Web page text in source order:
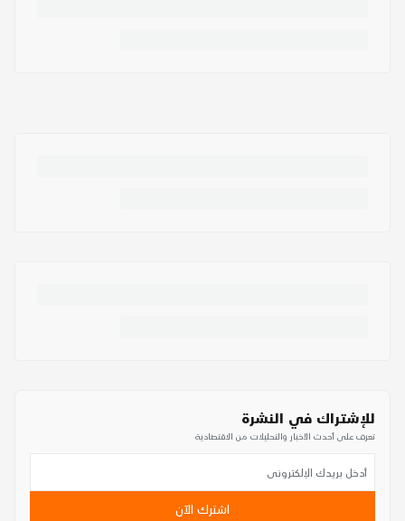
للإشتراك في النشرة
تعرف على أحدث الأخبار والتحليلات من الاقتصادية
اشترك الآن